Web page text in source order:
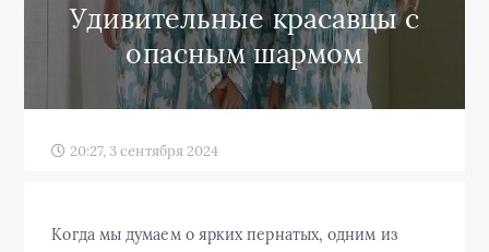
Удивительные красавцы с
опасным шармом
20:27, 3 сентября 2024
Когда мы думаем о ярких пернатых, одним из